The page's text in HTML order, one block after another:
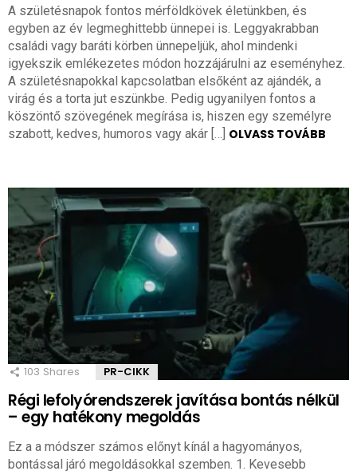
A születésnapok fontos mérföldkövek életünkben, és
egyben az év legmeghittebb ünnepei is. Leggyakrabban
családi vagy baráti körben ünnepeljük, ahol mindenki
igyekszik emlékezetes módon hozzájárulni az eseményhez.
A születésnapokkal kapcsolatban elsőként az ajándék, a
virág és a torta jut eszünkbe. Pedig ugyanilyen fontos a
köszöntő szövegének megírása is, hiszen egy személyre
szabott, kedves, humoros vagy akár […] OLVASS TOVÁBB
103 Shares PR-CIKK
Régi lefolyórendszerek javítása bontás nélkül
– egy hatékony megoldás
Ez a a módszer számos előnyt kínál a hagyományos,
bontással járó megoldásokkal szemben. 1. Kevesebb